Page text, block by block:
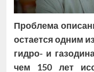
Проблема
остается одним
гидро- и
чем 150 лет